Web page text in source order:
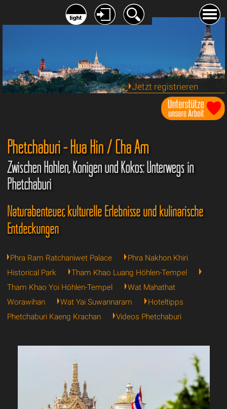
Jetzt registrieren
Phetchaburi - Hua Hin / Cha Am
Zwischen Höhlen, Königen und Kokos: Unterwegs in
Phetchaburi
Naturabenteuer, kulturelle Erlebnisse und kulinarische
Entdeckungen
Phra Ram Ratchaniwet Palace
Phra Nakhon Khiri
Historical Park
Tham Khao Luang Höhlen-Tempel
Tham Khao Yoi Höhlen-Tempel
Wat Mahathat
Worawihan
Wat Yai Suwannaram
Hoteltipps
Phetchaburi Kaeng Krachan
Videos Phetchaburi